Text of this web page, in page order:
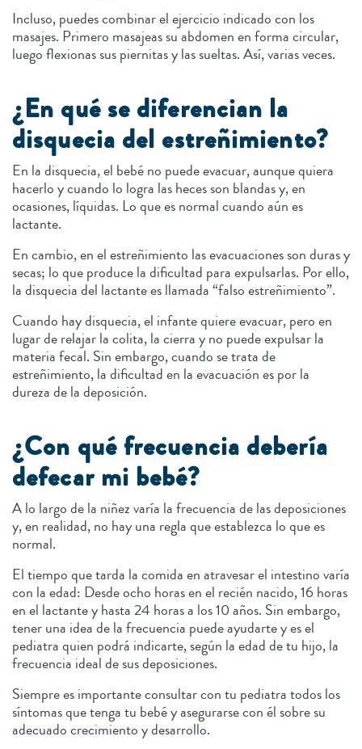
Incluso, puedes combinar el ejercicio indicado con los
masajes. Primero masajeas su abdomen en forma circular,
luego flexionas sus piernitas y las sueltas. Así, varias veces.
¿En qué se diferencian la
disquecia del estreñimiento?
En la disquecia, el bebé no puede evacuar, aunque quiera
hacerlo y cuando lo logra las heces son blandas y, en
ocasiones, líquidas. Lo que es normal cuando aún es
lactante.
En cambio, en el estreñimiento las evacuaciones son duras y
secas; lo que produce la dificultad para expulsarlas. Por ello,
la disquecia del lactante es llamada “falso estreñimiento”.
Cuando hay disquecia, el infante quiere evacuar, pero en
lugar de relajar la colita, la cierra y no puede expulsar la
materia fecal. Sin embargo, cuando se trata de
estreñimiento, la dificultad en la evacuación es por la
dureza de la deposición.
¿Con qué frecuencia debería
defecar mi bebé?
A lo largo de la niñez varía la frecuencia de las deposiciones
y, en realidad, no hay una regla que establezca lo que es
normal.
El tiempo que tarda la comida en atravesar el intestino varía
con la edad: Desde ocho horas en el recién nacido, 16 horas
en el lactante y hasta 24 horas a los 10 años. Sin embargo,
tener una idea de la frecuencia puede ayudarte y es el
pediatra quien podrá indicarte, según la edad de tu hijo, la
frecuencia ideal de sus deposiciones.
Siempre es importante consultar con tu pediatra todos los
síntomas que tenga tu bebé y asegurarse con él sobre su
adecuado crecimiento y desarrollo.